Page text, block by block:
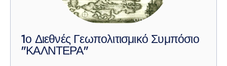
1ο Διεθνές Γεωπολιτισμικό Συμπόσιο
"ΚΑΛΝΤΕΡΑ"